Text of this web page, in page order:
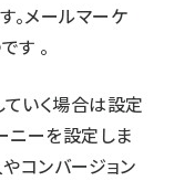
。メールマーケ
す 。
いく場合は設定
ニーを設定しま
コンバージョン